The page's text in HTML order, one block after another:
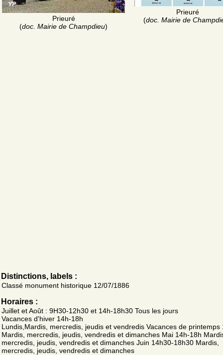
Prieuré
(doc. Mairie de Champdieu)
Prieuré
(doc. Mairie de
Distinctions, labels :
Classé monument historique 12/07/1886
Horaires :
Juillet et Août : 9H30-12h30 et 14h-18h30 Tous les jours
Vacances d'hiver 14h-18h
Lundis,Mardis, mercredis, jeudis et vendredis Vacances de printemps
Mardis, mercredis, jeudis, vendredis et dimanches Mai 14h-18h
mercredis, jeudis, vendredis et dimanches Juin 14h30-18h30 Mardis,
mercredis, jeudis, vendredis et dimanches